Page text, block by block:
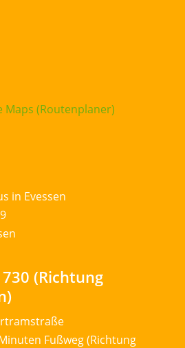
Maps (Routenplaner)
in Evessen
(Richtung
Fußweg (Richtung